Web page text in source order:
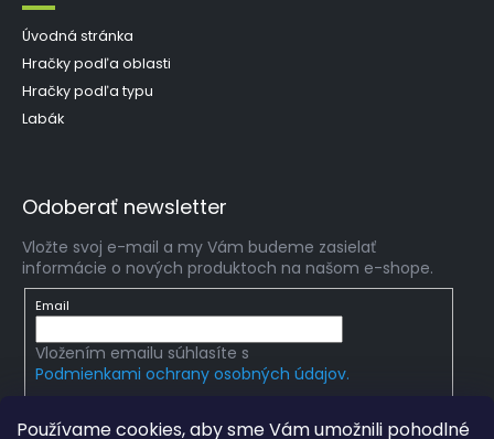
Používame cookies, aby sme Vám umožnili pohodlné
Úvodná stránka
Hračky podľa oblasti
Hračky podľa typu
Labák
Odoberať newsletter
Vložte svoj e-mail a my Vám budeme zasielať
informácie o nových produktoch na našom e-shope.
Email
Vložením emailu súhlasíte s
Podmienkami ochrany osobných údajov.